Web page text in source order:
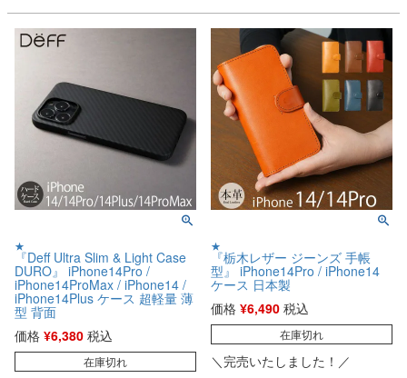
★
『Deff Ultra Slim & Light Case
DURO』 iPhone14Pro /
iPhone14ProMax / iPhone14 /
iPhone14Plus ケース 超軽量 薄
型 背面
価格 ¥6,380 税込
在庫切れ
★
『栃木レザー ジーンズ 手帳
型』 iPhone14Pro / iPhone14
ケース 日本製
価格 ¥6,490 税込
在庫切れ
＼完売いたしました！／